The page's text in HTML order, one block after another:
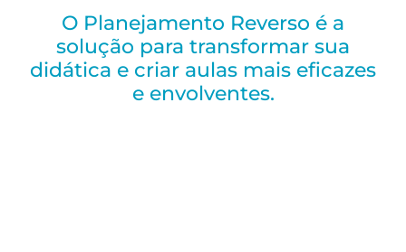
O Planejamento Reverso é a
solução para transformar sua
didática e criar aulas mais eficazes
e envolventes.